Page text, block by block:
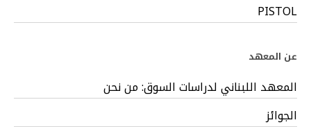
PISTOL
عن المعهد
المعهد اللبناني لدراسات السوق: من نحن
الجوائز